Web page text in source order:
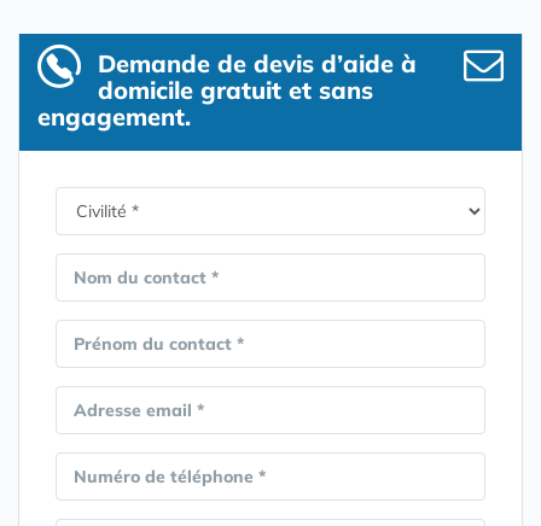
Demande de devis d’aide à
domicile gratuit et sans
engagement.
Nom du contact *
Prénom du contact *
Adresse email *
Numéro de téléphone *